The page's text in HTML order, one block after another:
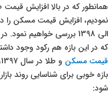
همانطور که در بالا افزایش قیمت
الی 1398 بررسی خواهیم
که در این بازه هم رکود وجود
قیمت مسکن
بازه خوبی برای شناسایی روند
شود: